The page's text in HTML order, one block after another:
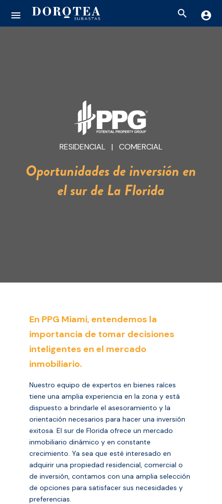
menu search account_circle
RESIDENCIAL | COMERCIAL
Oportunidades de inversión en
el sur de La Florida
En PPG Miami, entendemos la
importancia de tomar decisiones
inteligentes en el mercado
inmobiliario.
Nuestro equipo de expertos en bienes raíces
tiene una amplia experiencia en la zona y está
dispuesto a brindarle el asesoramiento y la
orientación necesarios para hacer una inversión
exitosa. El sur de Florida ofrece un mercado
inmobiliario dinámico y en constante
crecimiento. Ya sea que esté interesado en
adquirir una propiedad residencial, comercial o
de inversión, contamos con una amplia selección
de opciones para satisfacer sus necesidades y
preferencias.